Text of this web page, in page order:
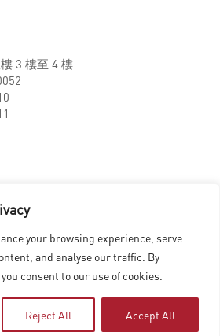
your browsing experience, serve
and analyse our traffic. By
consent to our use of cookies.
Reject All Accept All
3 樓至 4 樓